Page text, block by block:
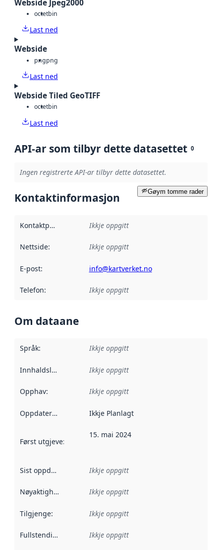
Webside Jpeg2000
octetbin
Last ned
Webside
pngpng
Last ned
Webside Tiled GeoTIFF
octetbin
Last ned
API-ar som tilbyr dette datasettet 0
Ingen registrerte API-ar tilbyr dette datasettet.
Gøym tomme rader
Kontaktinformasjon
Kontaktpunkt Ikkje oppgitt
Nettside: Ikkje oppgitt
E-post: info@kartverket.no
Telefon: Ikkje oppgitt
Om dataane
Språk: Ikkje oppgitt
Innhaldsleverandørar :
Ikkje oppgitt
Opphav: Ikkje oppgitt
Oppdateringsfrekvens :
Ikkje Planlagt
Først utgjeve:
15. mai 2024
Sist oppdatert Ikkje oppgitt
Nøyaktigheit Ikkje oppgitt
Tilgjenge: Ikkje oppgitt
Fullstendigheit Ikkje oppgitt